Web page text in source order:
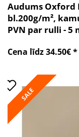
Audums Oxford
bl.200g/m²,
PVN par rulli - 5
Cena līdz 34.50€ *
SALE